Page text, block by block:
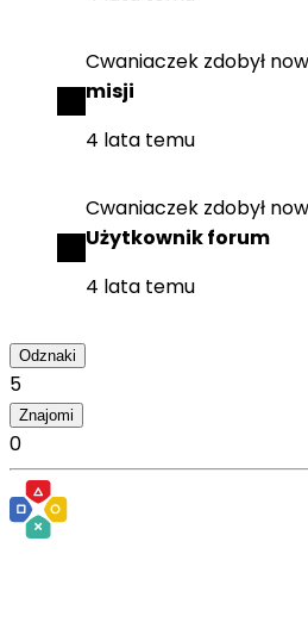
Cwaniaczek zdobył
misji
4 lata temu
Cwaniaczek zdobył
Użytkownik forum
4 lata temu
Odznaki
5
Znajomi
0